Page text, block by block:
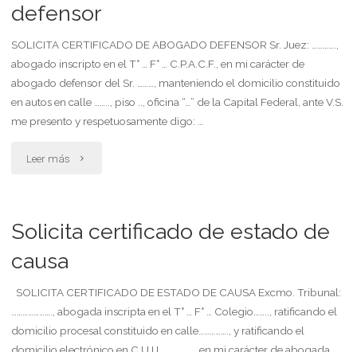
el
artículo
2
inciso
de
ley
346."
defensor
SOLICITA CERTIFICADO DE ABOGADO DEFENSOR Sr. Juez: ………….,
abogado inscripto en el T° … F° … C.P.A.C.F., en mi carácter de
abogado defensor del Sr. ………, manteniendo el domicilio constituido
en autos en calle …….., piso .., oficina “…” de la Capital Federal, ante V.S.
me presento y respetuosamente digo: …
Leer más "Solicita
Solicita certificado de estado de
causa
SOLICITA CERTIFICADO DE ESTADO DE CAUSA Excmo. Tribunal:
…………………., abogada inscripta en el T° … F° … Colegio…….., ratificando el
domicilio procesal constituido en calle……………., y ratificando el